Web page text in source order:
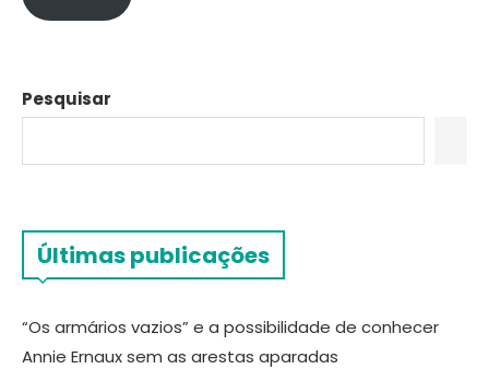
Pesquisar
Últimas publicações
“Os armários vazios” e a possibilidade de conhecer
Annie Ernaux sem as arestas aparadas